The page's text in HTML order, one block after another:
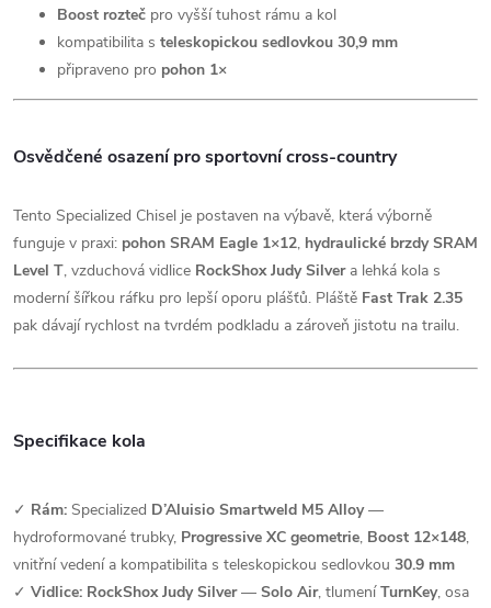
Boost rozteč pro vyšší tuhost rámu a kol
kompatibilita s teleskopickou sedlovkou 30,9 mm
připraveno pro pohon 1×
Osvědčené osazení pro sportovní cross-country
Tento Specialized Chisel je postaven na výbavě, která výborně
funguje v praxi: pohon SRAM Eagle 1×12, hydraulické brzdy SRAM
Level T, vzduchová vidlice RockShox Judy Silvera lehká kola s
moderní šířkou ráfku pro lepší oporu plášťů. Pláště Fast Trak 2.35
pak dávají rychlost na tvrdém podkladu a zároveň jistotu na trailu.
Specifikace kola
✓ Rám: Specialized D’Aluisio Smartweld M5 Alloy—
hydroformované trubky, Progressive XC geometrie, Boost 12×148,
vnitřní vedení a kompatibilita s teleskopickou sedlovkou 30.9 mm
✓ Vidlice: RockShox Judy Silver— Solo Air, tlumeníTurnKey, osa